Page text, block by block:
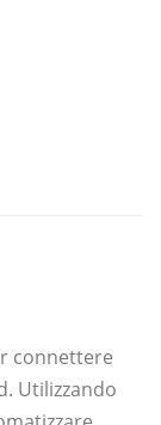
connettere
Utilizzando